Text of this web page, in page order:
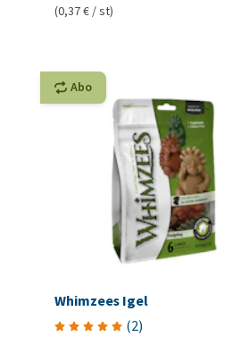
(0,37 € / st)
Abo
Whimzees Igel
(2)